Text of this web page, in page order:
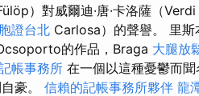
）對威爾迪·唐·卡洛薩（Verdi
證台北 Carlosa）的聲譽。 里斯
的作品，Braga 大腿放
帳事務所 在一個以這種憂鬱而
豪。 信賴的記帳事務所夥伴 龍